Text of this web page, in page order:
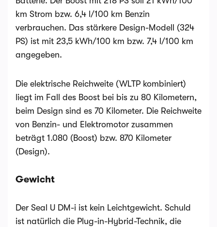
km Strom bzw. 6,4 l/100 km Benzin
verbrauchen. Das stärkere Design-Modell (324
PS) ist mit 23,5 kWh/100 km bzw. 7,4 l/100 km
angegeben.
Die elektrische Reichweite (WLTP kombiniert)
liegt im Fall des Boost bei bis zu 80 Kilometern,
beim Design sind es 70 Kilometer. Die Reichweite
von Benzin- und Elektromotor zusammen
beträgt 1.080 (Boost) bzw. 870 Kilometer
(Design).
Gewicht
Der Seal U DM-i ist kein Leichtgewicht. Schuld
ist natürlich die Plug-in-Hybrid-Technik, die